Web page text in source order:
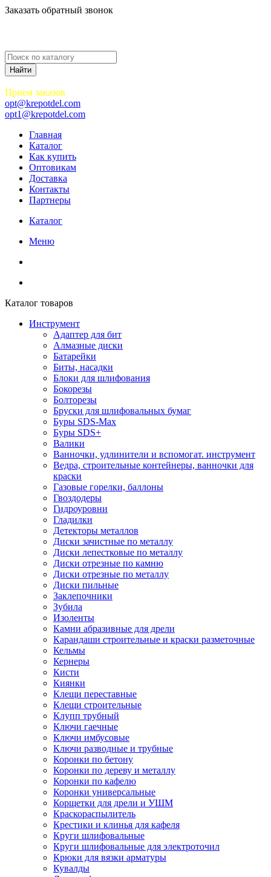
Заказать обратный звонок
Прием заказов
opt@krepotdel.com
opt1@krepotdel.com
Главная
Каталог
Как купить
Оптовикам
Доставка
Контакты
Партнеры
Каталог
Меню
Каталог товаров
Инструмент
Адаптер для бит
Алмазные диски
Батарейки
Биты, насадки
Блоки для шлифования
Бокорезы
Болторезы
Бруски для шлифовальных бумаг
Буры SDS-Max
Буры SDS+
Валики
Ванночки, удлинители и вспомогат. инструмент
Ведра, строительные контейнеры, ванночки для
краски
Газовые горелки, баллоны
Гвоздодеры
Гидроуровни
Гладилки
Детекторы металлов
Диски зачистные по металлу
Диски лепестковые по металлу
Диски отрезные по камню
Диски отрезные по металлу
Диски пильные
Заклепочники
Зубила
Изоленты
Камни абразивные для дрели
Карандаши строительные и краски разметочные
Кельмы
Кернеры
Кисти
Киянки
Клещи переставные
Клещи строительные
Клупп трубный
Ключи гаечные
Ключи имбусовые
Ключи разводные и трубные
Коронки по бетону
Коронки по дереву и металлу
Коронки по кафелю
Коронки универсальные
Корщетки для дрели и УШМ
Краскораспылитель
Крестики и клинья для кафеля
Круги шлифовальные
Круги шлифовальные для электроточил
Крюки для вязки арматуры
Кувалды